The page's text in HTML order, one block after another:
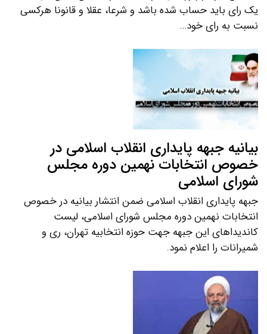
یک رای باید حساب شده باشد و شرعا، عقلا و قانونا هرکسی
نسبت به رای خود…
بیانیه جبهه پایداری انقلاب اسلامی در
خصوص انتخابات نهمین دوره مجلس
شورای اسلامی
جبهه پایداری انقلاب اسلامی ضمن انتشار بیانیه در خصوص
انتخابات نهمین دوره مجلس شورای اسلامی، لیست
کاندیداهای این جبهه جهت حوزه انتخابیه تهران، ری و
شمیرانات را اعلام نمود.